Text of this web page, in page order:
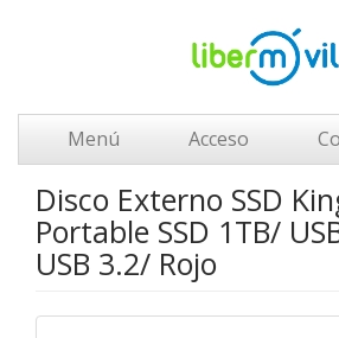
Menú Acceso
Disco Externo SSD
Portable SSD 1TB/
USB 3.2/ Rojo